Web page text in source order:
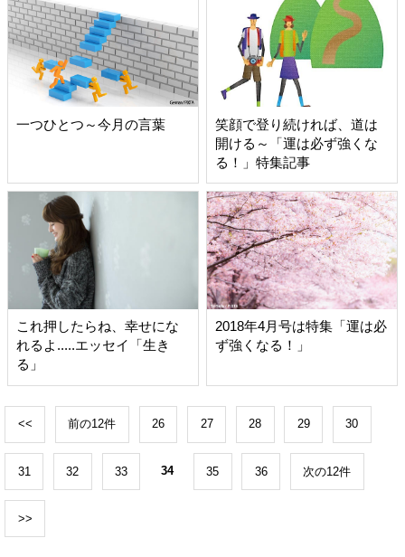
一つひとつ～今月の言葉
笑顔で登り続ければ、道は
開ける～「運は必ず強くな
る！」特集記事
これ押したらね、幸せにな
れるよ.....エッセイ「生き
る」
2018年4月号は特集「運は必
ず強くなる！」
<< 前の12件 26 27 28 29 30
31 32 33 34 35 36 次の12件
>>